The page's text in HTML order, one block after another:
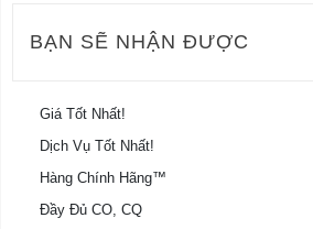
BẠN SẼ NHẬN ĐƯỢC
Giá Tốt Nhất!
Dịch Vụ Tốt Nhất!
Hàng Chính Hãng™
Đầy Đủ CO, CQ